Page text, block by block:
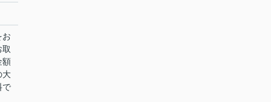
お
額
大
で